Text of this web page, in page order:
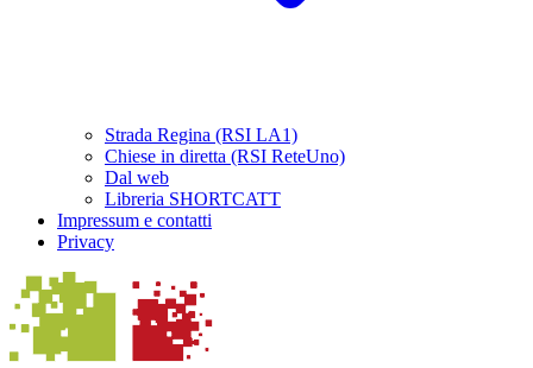
Strada Regina (RSI LA1)
Chiese in diretta (RSI ReteUno)
Dal web
Libreria SHORTCATT
Impressum e contatti
Privacy